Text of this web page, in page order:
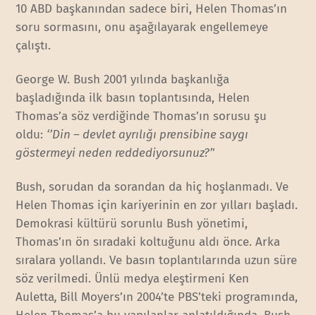
10 ABD başkanından sadece biri, Helen Thomas’ın
soru sormasını, onu aşağılayarak engellemeye
çalıştı.
George W. Bush 2001 yılında başkanlığa
başladığında ilk basın toplantısında, Helen
Thomas’a söz verdiğinde Thomas’ın sorusu şu
oldu: ‘’Din – devlet ayrılığı prensibine saygı
göstermeyi neden reddediyorsunuz?’’
Bush, sorudan da sorandan da hiç hoşlanmadı. Ve
Helen Thomas için kariyerinin en zor yılları başladı.
Demokrasi kültürü sorunlu Bush yönetimi,
Thomas’ın ön sıradaki koltuğunu aldı önce. Arka
sıralara yollandı. Ve basın toplantılarında uzun süre
söz verilmedi. Ünlü medya eleştirmeni Ken
Auletta, Bill Moyers’ın 2004’te PBS’teki programında,